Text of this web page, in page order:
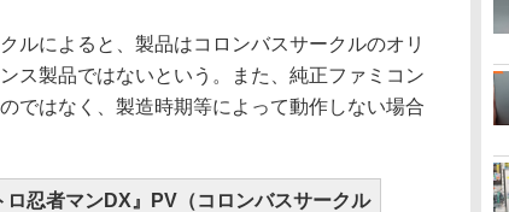
ルによると、製品はコロンバスサークルのオリ
ス製品ではないという。また、純正ファミコン
ではなく、製造時期等によって動作しない場合
ロ忍者マンDX』PV（コロンバスサークル